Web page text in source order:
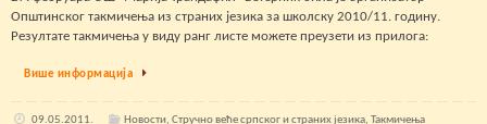
Општинског такмичења из страних језика за школску 2010/11. годину.
Резултате такмичења у виду ранг листе можете преузети из прилога:
Више информација
09.05.2011. Новости,Стручно веће српског и страних језика,Такмичења